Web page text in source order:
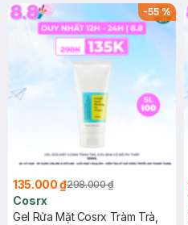
-55%
135.000 ₫298.000 ₫
Cosrx
Gel Rửa Mặt Cosrx Tràm Trà,